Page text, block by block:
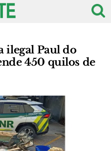
ilegal Paul do
450 quilos de